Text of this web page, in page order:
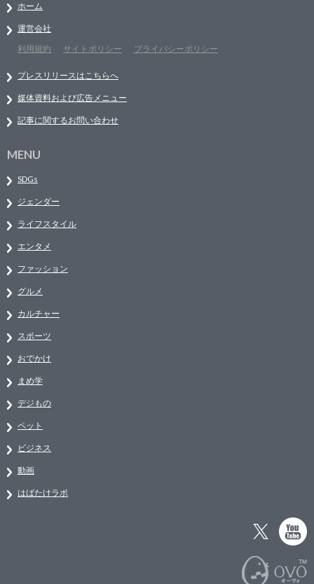
ホーム
運営会社
利用規約
サイトポリシー プライバシーポリシー
プレスリリースはこちらへ
媒体資料および広告メニュー
記事に関するお問い合わせ
MENU
SDGs
ジェンダー
ライフスタイル
エンタメ
ファッション
グルメ
カルチャー
スポーツ
おでかけ
まめ学
デジもの
ペット
ビジネス
動画
はばたけラボ